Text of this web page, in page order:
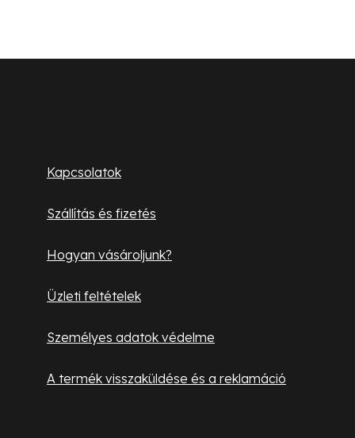
Kapcsolatok
Szállítás és fizetés
Hogyan vásároljunk?
Üzleti feltételek
Személyes adatok védelme
A termék visszaküldése és a reklamáció